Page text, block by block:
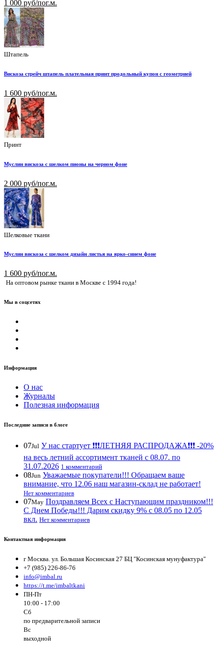
1 000 руб/пог.м.
Штапель
Вискоза стрейч штапель плательная принт продольный купон с геометрией
1 600 руб/пог.м.
Принт
Муслин вискоза с шелком пионы на черном фоне
2 000 руб/пог.м.
Шелковые ткани
Муслин вискоза с шелком дизайн листья на ярко-синем фоне
1 600 руб/пог.м.
На оптовом рынке ткани в Москве с 1994 года!
Мы в соцсетях
Информация
О нас
Журналы
Полезная информация
Последние записи в блоге
07Jul У нас стартует ❗️❗️❗️ЛЕТНЯЯ РАСПРОДАЖА❗️❗️❗️ -20%
на весь летний ассортимент тканей с 08.07. по
31.07.2026 1 комментарий
08Jun Уважаемые покупатели!!! Обращаем ваше
внимание, что 12.06 наш магазин-склад не работает!
Нет комментариев
07May Поздравляем Всех с Наступающим праздником!!!
С Днем Победы!!! Дарим скидку 9% с 08.05 по 12.05
вкл. Нет комментариев
Контактная информация
г Москва. ул. Большая Косинская 27 БЦ "Косинская мунуфактура"
+7 (985) 226-86-76
info@imbal.ru
https://t.me/imbaltkani
ПН-Пт
10:00 - 17:00
Сб
по предварительной записи
Вс
выходной